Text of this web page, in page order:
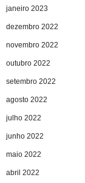
janeiro 2023
dezembro 2022
novembro 2022
outubro 2022
setembro 2022
agosto 2022
julho 2022
junho 2022
maio 2022
abril 2022